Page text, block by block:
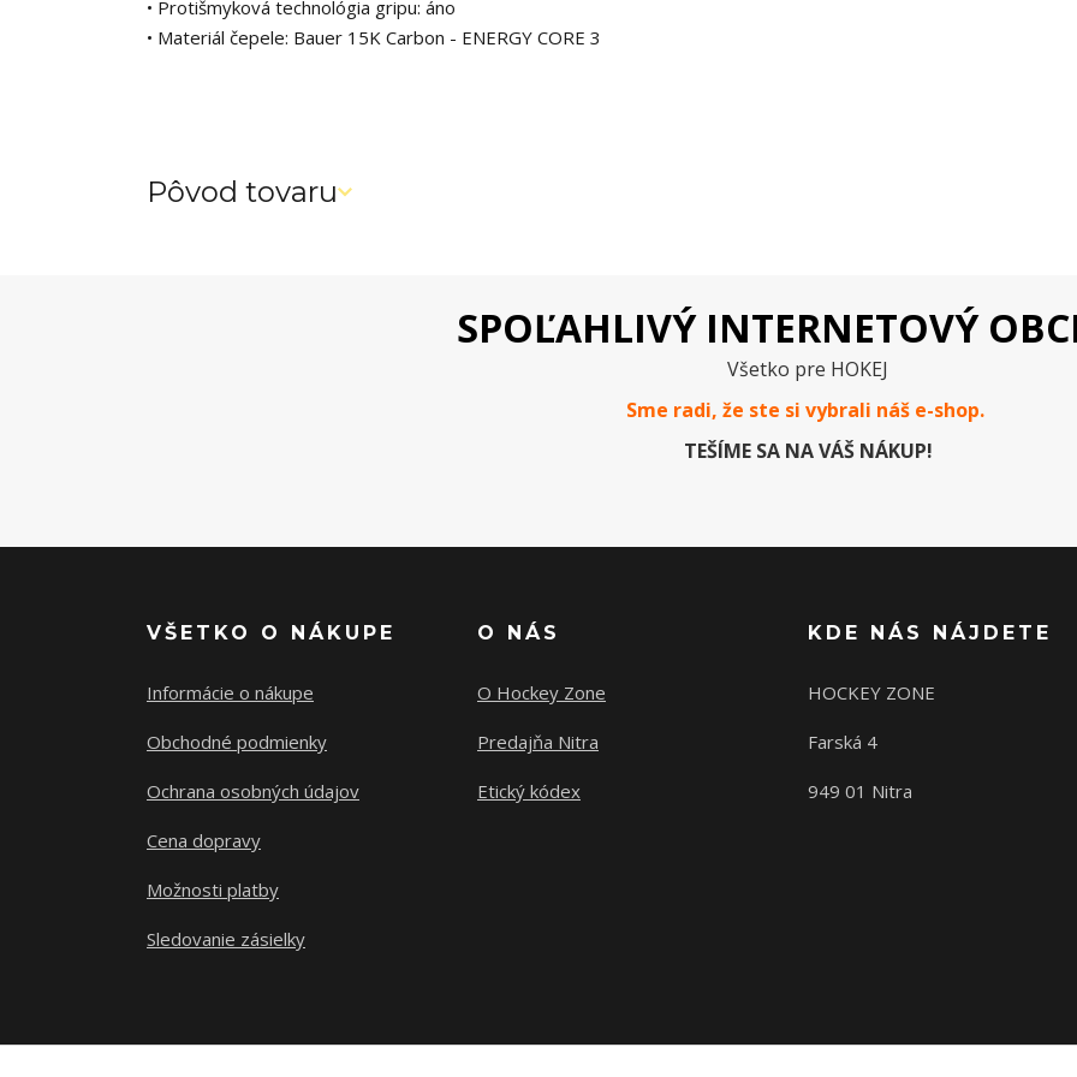
• Protišmyková technológia gripu: áno
• Materiál čepele: Bauer 15K Carbon - ENERGY CORE 3
Pôvod tovaru
SPOĽAHLIVÝ INTERNETOVÝ
Všetko pre HOKEJ
Sme radi, že ste si vybrali náš e-shop.
TEŠÍME SA NA VÁŠ NÁKUP!
VŠETKO O NÁKUPE
Informácie o nákupe
Obchodné podmienky
Ochrana osobných údajov
Cena dopravy
Možnosti platby
Sledovanie zásielky
O NÁS
O Hockey Zone
Predajňa Nitra
Etický kódex
KDE NÁS NÁJDETE
HOCKEY ZONE
Farská 4
949 01 Nitra